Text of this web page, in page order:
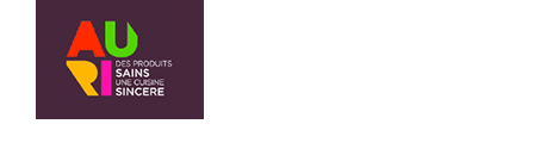
contenu